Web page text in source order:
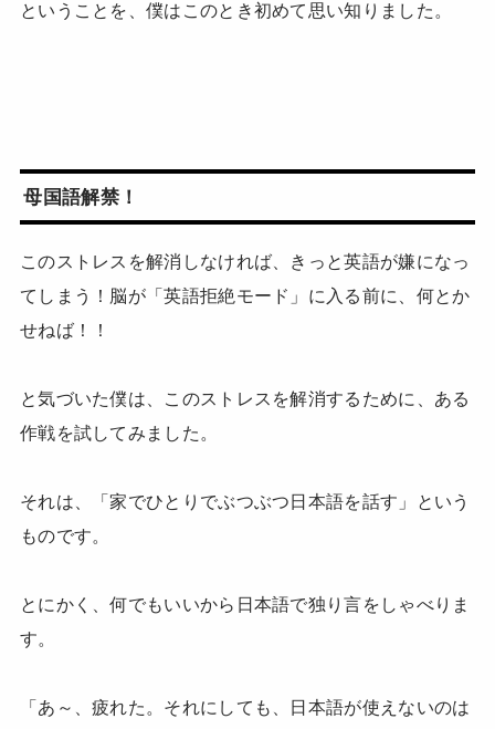
ということを、僕はこのとき初めて思い知りました。
母国語解禁！
このストレスを解消しなければ、きっと英語が嫌になっ
てしまう！脳が「英語拒絶モード」に入る前に、何とか
せねば！！
と気づいた僕は、このストレスを解消するために、ある
作戦を試してみました。
それは、「家でひとりでぶつぶつ日本語を話す」という
ものです。
とにかく、何でもいいから日本語で独り言をしゃべりま
す。
「あ～、疲れた。それにしても、日本語が使えないのは